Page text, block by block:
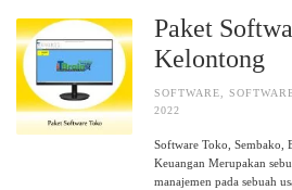
Paket
Kelontong
SOFTWARE ,
2022
Software Toko, Sembako,
Keuangan Merupakan
manajemen pada sebuah